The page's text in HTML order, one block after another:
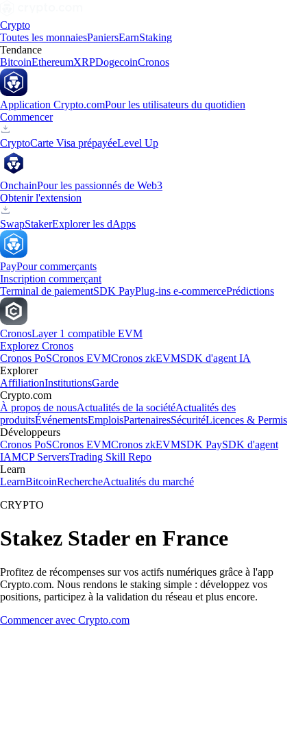
Crypto
Toutes les monnaiesPaniersEarnStaking
Tendance
BitcoinEthereumXRPDogecoinCronos
Application Crypto.comPour les utilisateurs du quotidien
Commencer
CryptoCarte Visa prépayéeLevel Up
OnchainPour les passionnés de Web3
Obtenir l'extension
SwapStakerExplorer les dApps
PayPour commerçants
Inscription commerçant
Terminal de paiementSDK PayPlug-ins e-commercePrédictions
CronosLayer 1 compatible EVM
Explorez Cronos
Cronos PoSCronos EVMCronos zkEVMSDK d'agent IA
Explorer
AffiliationInstitutionsGarde
Crypto.com
À propos de nousActualités de la sociétéActualités des
produitsÉvénementsEmploisPartenairesSécuritéLicences & Permis
Développeurs
Cronos PoSCronos EVMCronos zkEVMSDK PaySDK d'agent
IAMCP ServersTrading Skill Repo
Learn
LearnBitcoinRechercheActualités du marché
CRYPTO
Stakez Stader en France
Profitez de récompenses sur vos actifs numériques grâce à l'app
Crypto.com. Nous rendons le staking simple : développez vos
positions, participez à la validation du réseau et plus encore.
Commencer avec Crypto.com